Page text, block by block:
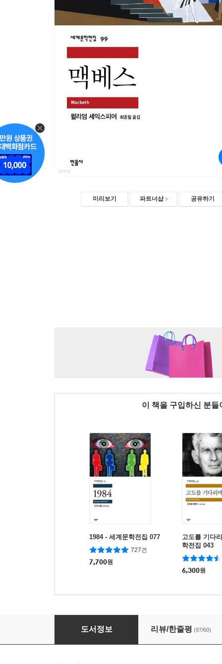
미리보기 파트너샵 공유하기
이 책을 구입하신 분
1984 - 세계문학전집 077
727건
7,700원
고도를 기다
학전집 043
6,300원
맥베스 - 세계문학전집 099
도서정보 리뷰/한줄평 (97/60)